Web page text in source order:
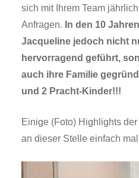
sich mit Ihrem Team
Anfragen. In den 10
Jacqueline jedoch nicht
hervorragend geführt,
auch ihre Familie
und 2 Pracht-Kinder!!!
Einige (Foto) Highlights
an dieser Stelle einfach